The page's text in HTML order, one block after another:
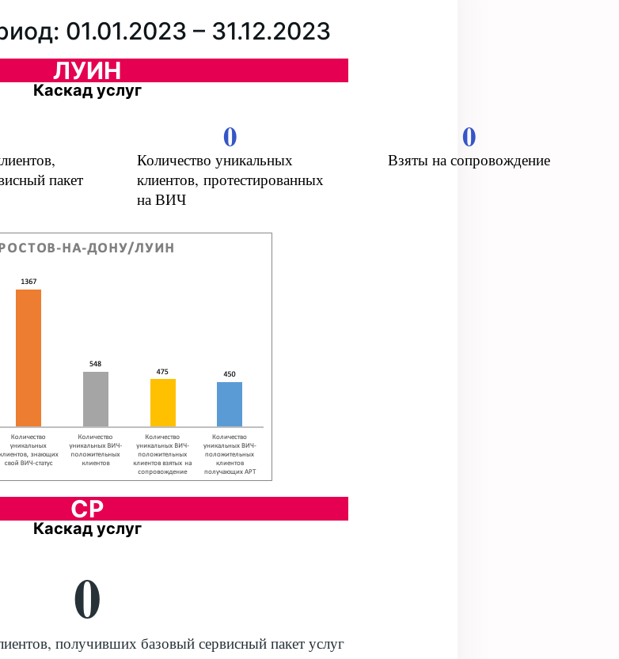
01.01.2023 – 31.12.2023
ЛУИН
Каскад услуг
пакет
Количество уникальных
клиентов, протестированных
на ВИЧ
0
Взяты на сопровождение
0
СР
Каскад услуг
получивших базовый сервисный пакет услуг
0